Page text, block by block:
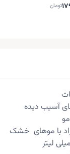
تومان
آسیب دیده
با موهای خشک